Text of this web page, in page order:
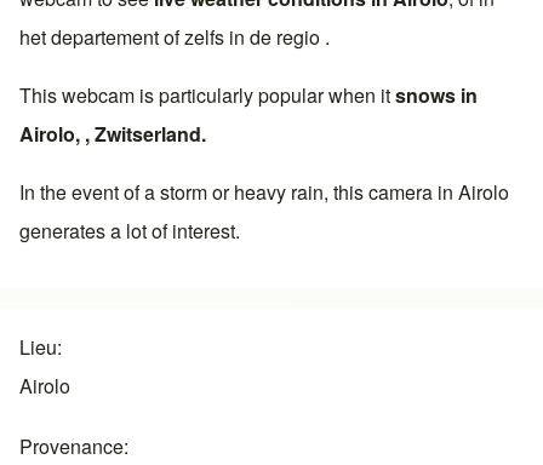
het departement of zelfs in de regio .
This webcam is particularly popular when itsnows in
Airolo, ,Zwitserland.
In the event of a storm or heavy rain, this camera in Airolo
generates a lot of interest.
Lieu
Airolo
Provenance